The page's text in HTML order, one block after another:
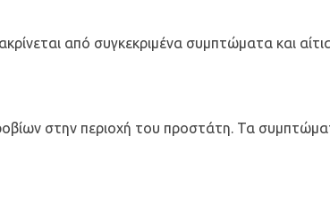
από συγκεκριμένα συμπτώματα και
στην περιοχή του προστάτη. Τα